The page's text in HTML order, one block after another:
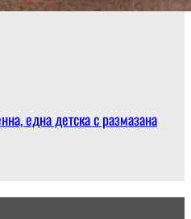
една детска с размазана